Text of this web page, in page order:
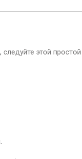
этой